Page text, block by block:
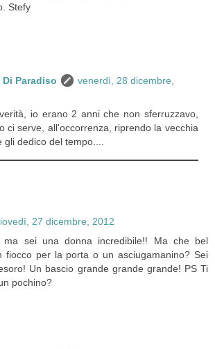
Stefy
Di Paradiso
venerdì, 28 dicembre,
io erano 2 anni che non sferruzzavo,
ci serve, all'occorrenza, riprendo la vecchia
gli dedico del tempo....
27 dicembre, 2012
ma sei una donna incredibile!! Ma che bel
fiocco per la porta o un asciugamanino? Sei
Un bascio grande grande grande! PS Ti
pochino?